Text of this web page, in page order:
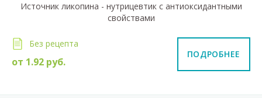
Источник ликопина - нутрицевтик с антиоксидантными
свойствами
Без рецепта
от 1.92 руб.
ПОДРОБНЕЕ